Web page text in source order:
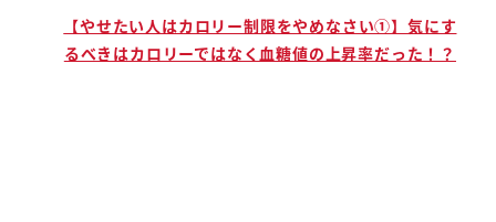
その頃東南アジアにどんどん進出していき
ましたよね日本ではね
【やせたい人はカロリー制限をやめなさい①】気にす
るべきはカロリーではなく血糖値の上昇率だった！？